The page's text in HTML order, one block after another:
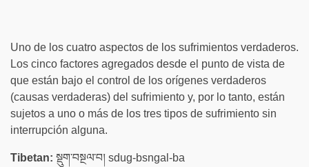
Uno de los cuatro aspectos de los sufrimientos verdaderos.
Los cinco factores agregados desde el punto de vista de
que están bajo el control de los orígenes verdaderos
(causas verdaderas) del sufrimiento y, por lo tanto, están
sujetos a uno o más de los tres tipos de sufrimiento sin
interrupción alguna.
Tibetan: སྡུག་བསྔལ་བ། sdug-bsngal-ba